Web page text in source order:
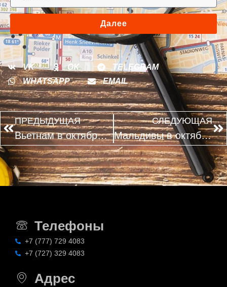
Далее
VK OK
TELEGRAM
WHATSAPP
EMAIL
ПРЕДЫДУЩАЯ
Вьетнам в октябре 2026: когда покупать тур и какие курорты выбирать
СЛЕДУЮЩАЯ
Мальдивы в октябре 2026: когда бронировать виллу выгоднее
Телефоны
+7 (777) 729 4083
+7 (727) 329 4083
Адрес